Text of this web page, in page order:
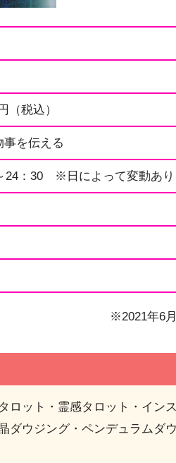
（税込）
事を伝える
24：30 ※日によって変動あり
※2021年6
ロット・霊感タロット・イン
ダウジング・ペンデュラムダ